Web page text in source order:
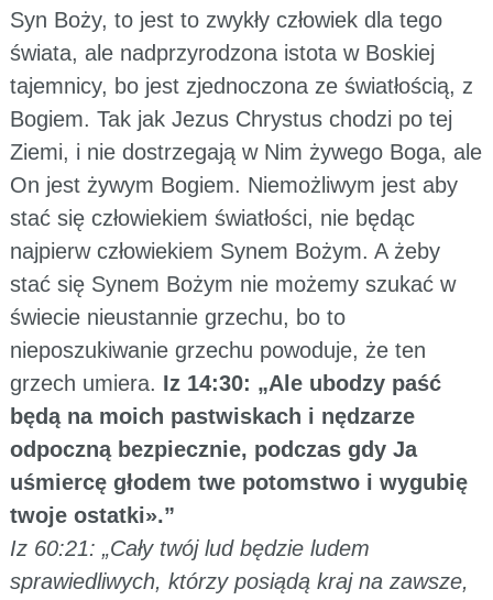
Syn Boży, to jest to zwykły człowiek dla tego
świata, ale nadprzyrodzona istota w Boskiej
tajemnicy, bo jest zjednoczona ze światłością, z
Bogiem. Tak jak Jezus Chrystus chodzi po tej
Ziemi, i nie dostrzegają w Nim żywego Boga, ale
On jest żywym Bogiem. Niemożliwym jest aby
stać się człowiekiem światłości, nie będąc
najpierw człowiekiem Synem Bożym. A żeby
stać się Synem Bożym nie możemy szukać w
świecie nieustannie grzechu, bo to
nieposzukiwanie grzechu powoduje, że ten
grzech umiera. Iz 14:30: „Ale ubodzy paść
będą na moich pastwiskach i nędzarze
odpoczną bezpiecznie, podczas gdy Ja
uśmiercę głodem twe potomstwo i wygubię
twoje ostatki».”
Iz 60:21: „Cały twój lud będzie ludem
sprawiedliwych, którzy posiądą kraj na zawsze,